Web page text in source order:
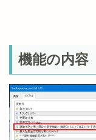
機能の内容